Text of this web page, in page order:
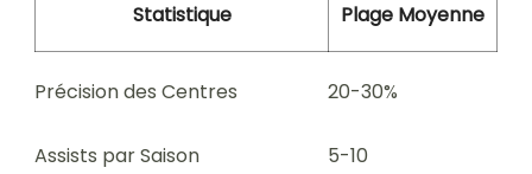
Statistique Plage Moyenne
Précision des Centres 20-30%
Assists par Saison 5-10